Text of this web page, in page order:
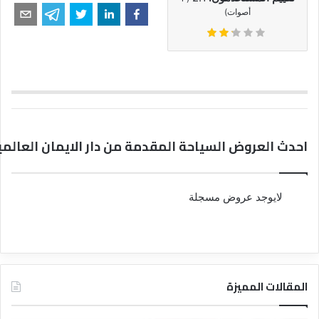
أصوات)
احدث العروض السياحة المقدمة من دار الايمان
لايوجد عروض مسجلة
المقالات المميزة